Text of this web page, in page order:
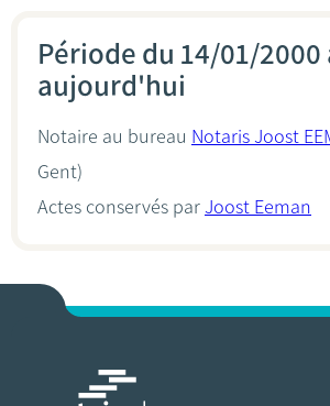
Période du 14/01/2000
aujourd'hui
Notaire au bureau Notaris Joost
Gent)
Actes conservés par Joost Eeman